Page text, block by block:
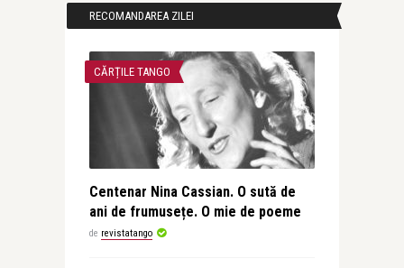
RECOMANDAREA ZILEI
CĂRȚILE TANGO
Centenar Nina Cassian. O sută de
ani de frumusețe. O mie de poeme
de revistatango